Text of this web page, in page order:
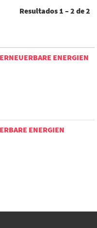
Resultados 1 – 2 de2
ENERGIEN
ENERGIEN